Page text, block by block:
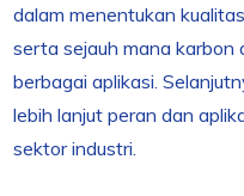
dalam menentukan
serta sejauh mana karbon
berbagai aplikasi.
lebih lanjut peran dan
sektor industri.